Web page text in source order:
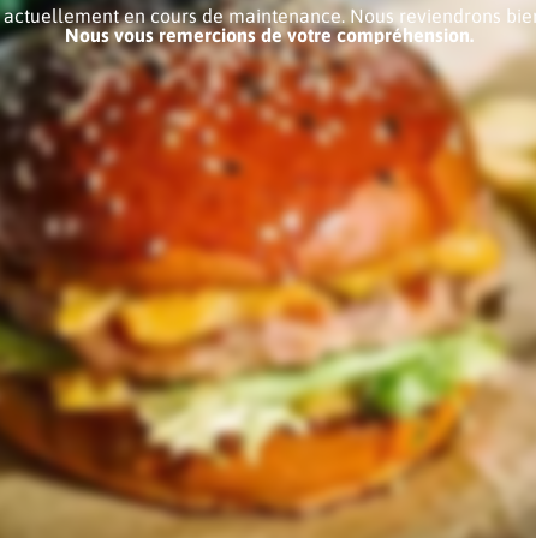
actuellement en cours de maintenance. Nous reviendrons
Nous vous remercions de votre compréhension.